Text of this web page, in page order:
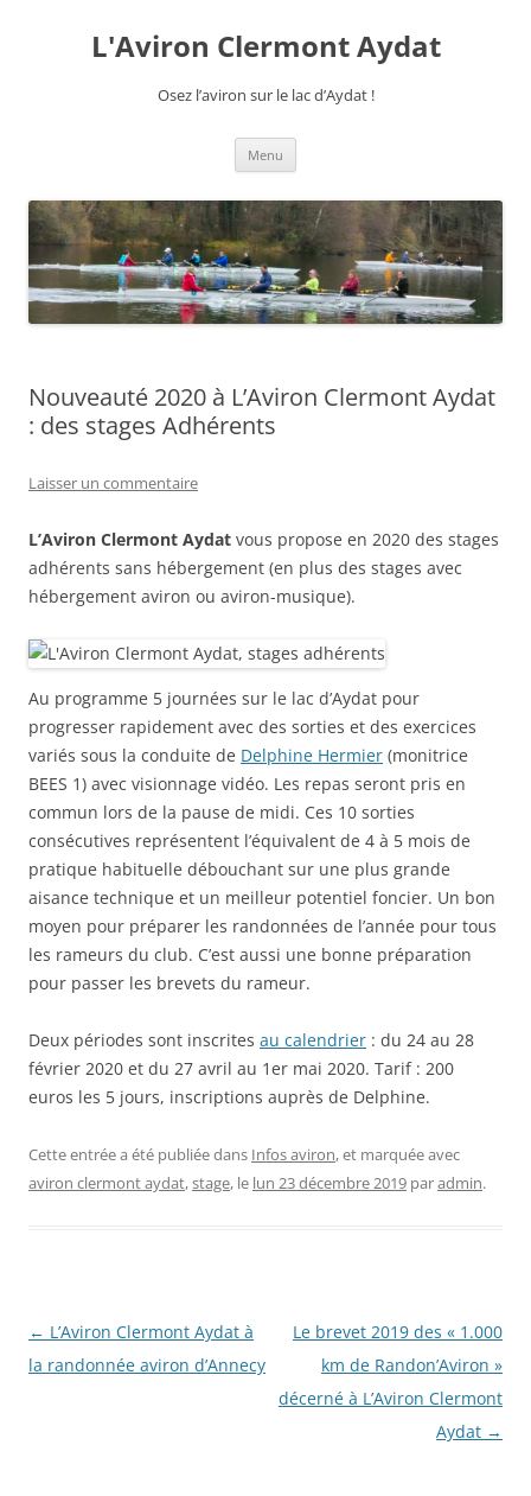
L'Aviron Clermont Aydat
Osez l’aviron sur le lac d’Aydat !
Menu
Nouveauté 2020 à L’Aviron Clermont Aydat
: des stages Adhérents
Laisser un commentaire
L’Aviron Clermont Aydat vous propose en 2020 des stages
adhérents sans hébergement (en plus des stages avec
hébergement aviron ou aviron-musique).
Au programme 5 journées sur le lac d’Aydat pour
progresser rapidement avec des sorties et des exercices
variés sous la conduite de Delphine Hermier (monitrice
BEES 1) avec visionnage vidéo. Les repas seront pris en
commun lors de la pause de midi. Ces 10 sorties
consécutives représentent l’équivalent de 4 à 5 mois de
pratique habituelle débouchant sur une plus grande
aisance technique et un meilleur potentiel foncier. Un bon
moyen pour préparer les randonnées de l’année pour tous
les rameurs du club. C’est aussi une bonne préparation
pour passer les brevets du rameur.
Deux périodes sont inscrites au calendrier : du 24 au 28
février 2020 et du 27 avril au 1er mai 2020. Tarif : 200
euros les 5 jours, inscriptions auprès de Delphine.
Cette entrée a été publiée dans Infos aviron, et marquée avec
aviron clermont aydat,stage, le lun 23 décembre 2019 paradmin.
Navigation
des
← L’Aviron Clermont Aydat à
la randonnée aviron d’Annecy
Le brevet 2019 des « 1.000
km de Randon’Aviron »
décerné à L’Aviron Clermont
Aydat →